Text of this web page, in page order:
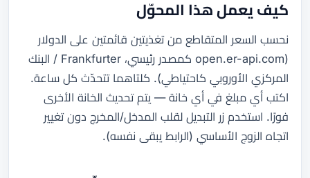
كيف يعمل هذا المحوّل
نحسب السعر المتقاطع من تغذيتين قائمتين على الدولار
(open.er-api.com كمصدر رئيسي، Frankfurter / البنك
المركزي الأوروبي كاحتياطي). كلتاهما تتحدّث كل ساعة.
اكتب أي مبلغ في أي خانة — يتم تحديث الخانة الأخرى
فورًا. استخدم زر التبديل لقلب المدخل/المخرج دون تغيير
اتجاه الزوج الأساسي (الرابط يبقى نفسه).